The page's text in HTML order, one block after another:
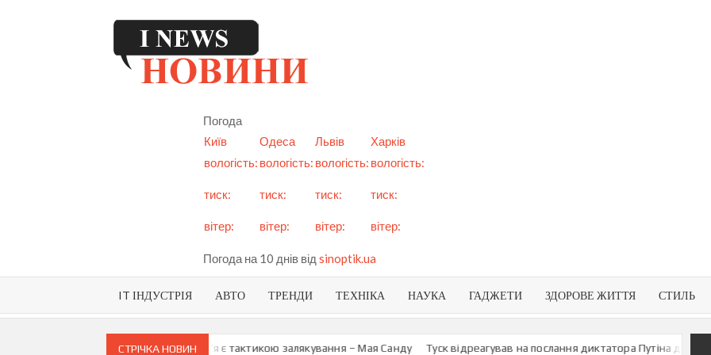
Погода
Київ
Одеса Львів
Харків
вологість:
тиск:
вітер:
вологість:
тиск:
вітер:
вологість:
тиск:
вітер:
вологість:
тиск:
вітер:
Погода на 10 днів від sinoptik.ua
IT ІНДУСТРІЯ АВТО ТРЕНДИ ТЕХНІКА НАУКА ГАДЖЕТИ ЗДОРОВЕ ЖИТТЯ СТИЛЬ
СТРІЧКА НОВИН
про можливу анексію Придністров’я є тактикою залякування – Мая Санду Туск відреагував на послання диктатора Путіна до росіян